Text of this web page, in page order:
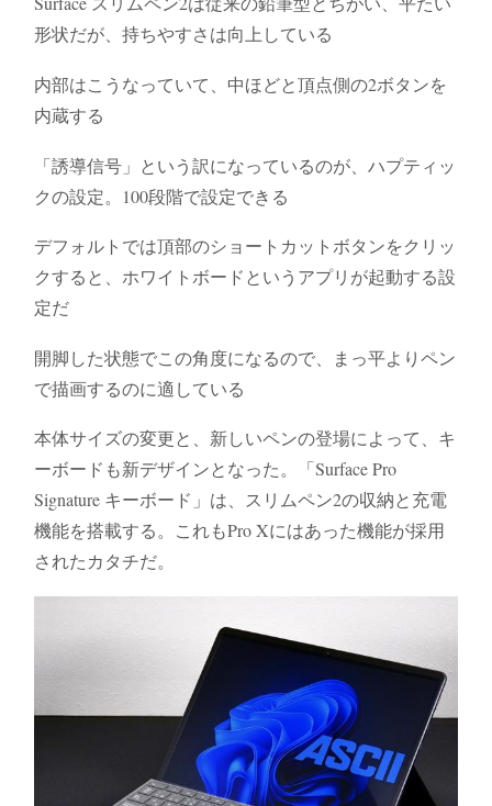
形状だが、持ちやすさは向上している
内部はこうなっていて、中ほどと頂点側の2ボタンを
内蔵する
「誘導信号」という訳になっているのが、ハプティッ
クの設定。100段階で設定できる
デフォルトでは頂部のショートカットボタンをクリッ
クすると、ホワイトボードというアプリが起動する設
定だ
開脚した状態でこの角度になるので、まっ平よりペン
で描画するのに適している
本体サイズの変更と、新しいペンの登場によって、キ
ーボードも新デザインとなった。「Surface Pro
Signature キーボード」は、スリムペン2の収納と充電
機能を搭載する。これもPro Xにはあった機能が採用
されたカタチだ。